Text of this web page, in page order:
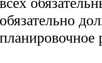
обязательно
планировочное